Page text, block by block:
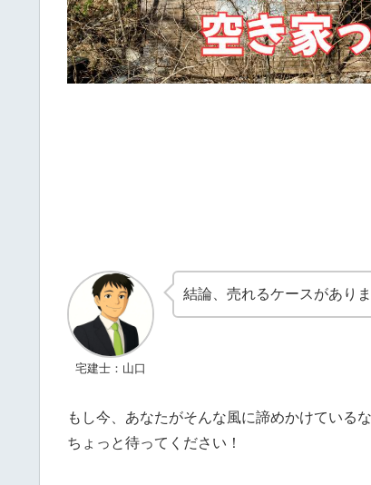
宅建士：山口
結論、売れるケースがありま
もし今、あなたがそんな風に諦めかけているな
ちょっと待ってください！